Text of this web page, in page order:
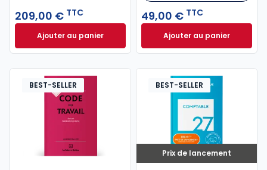
209,00 € TTC
Ajouter au panierMémento Social 2026 à 209,00 € TTC
49,00 € TTC
Ajouter au panier
Code civil 2027,
BEST-SELLER
Prix de lancement
BEST-SELLER